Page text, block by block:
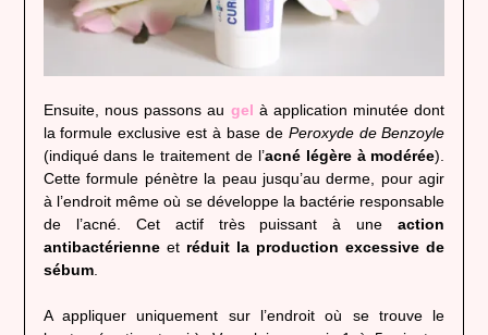
Ensuite, nous passons au gel à application minutée dont
la formule exclusive est à base de Peroxyde de Benzoyle
(indiqué dans le traitement de l’acné légère à modérée).
Cette formule pénètre la peau jusqu’au derme, pour agir
à l’endroit même où se développe la bactérie responsable
de l’acné. Cet actif très puissant à uneaction
antibactérienneet réduit la production excessive de
sébum.
A appliquer uniquement sur l’endroit où se trouve le